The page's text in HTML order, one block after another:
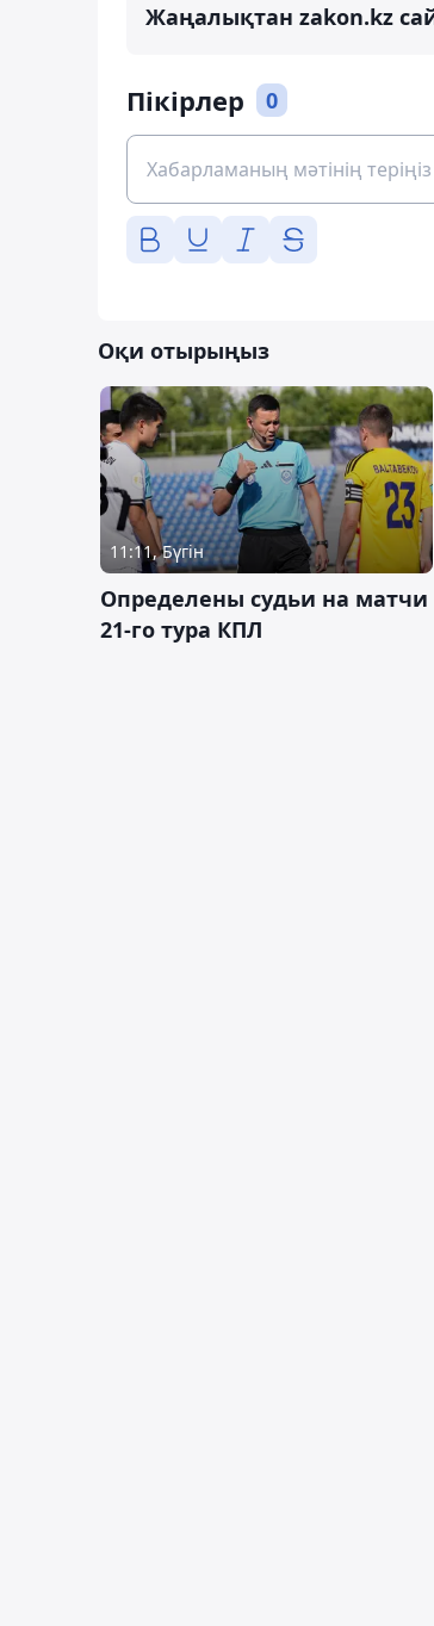
Жаңалықтан zakon.kz
Пікірлер 0
Оқи отырыңыз
11:11, Бүгін
Определены судьи на матчи
21-го тура КПЛ